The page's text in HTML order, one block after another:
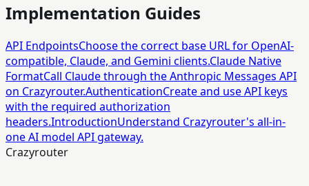
Implementation Guides
API EndpointsChoose the correct base URL for OpenAI-
compatible, Claude, and Gemini clients.Claude Native
FormatCall Claude through the Anthropic Messages API
on Crazyrouter.AuthenticationCreate and use API keys
with the required authorization
headers.IntroductionUnderstand Crazyrouter's all-in-
one AI model API gateway.
Crazyrouter